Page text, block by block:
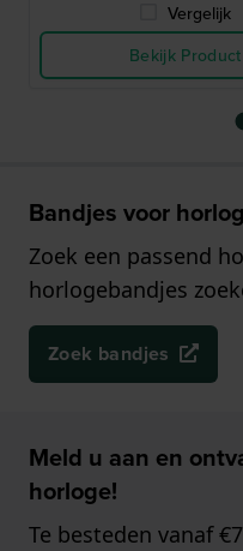
Vergelijk
Bekijk Product
Bandjes voor
Zoek een passend
horlogebandjes
Zoek bandjes
Meld u aan en
horloge!
Te besteden vanaf